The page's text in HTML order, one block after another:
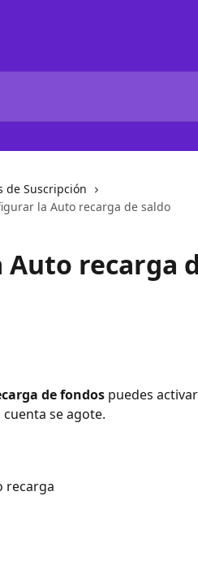
de Suscripción
la Auto recarga de saldo
recarga
de fondos puedes
se agote.
recarga